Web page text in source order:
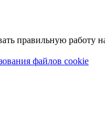
правильную работу
файлов cookie